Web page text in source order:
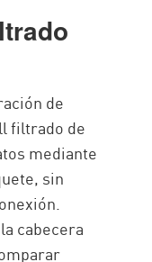
de
filtrado de
mediante
sin
cabecera